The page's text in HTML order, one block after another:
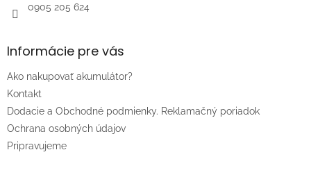
0905 205 624
Informácie pre vás
Ako nakupovať akumulátor?
Kontakt
Dodacie a Obchodné podmienky. Reklamačný poriadok
Ochrana osobných údajov
Pripravujeme